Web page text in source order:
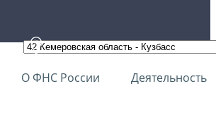
О ФНС России Деятельность